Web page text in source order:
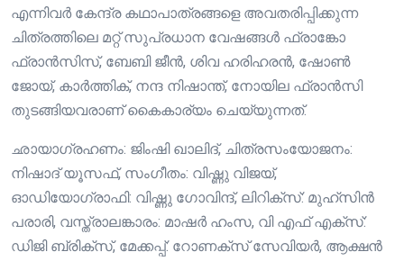
എന്നിവർ കേന്ദ്ര കഥാപാത്രങ്ങളെ അവതരിപ്പിക്കുന്ന
ചിത്രത്തിലെ മറ്റ് സുപ്രധാന വേഷങ്ങൾ ഫ്രാങ്കോ
ഫ്രാൻസിസ്, ബേബി ജീൻ, ശിവ ഹരിഹരൻ, ഷോൺ
ജോയ്, കാർത്തിക്, നന്ദ നിഷാന്ത്, നോയില ഫ്രാൻസി
തുടങ്ങിയവരാണ് കൈകാര്യം ചെയ്യുന്നത്.
ഛായാഗ്രഹണം: ജിംഷി ഖാലിദ്, ചിത്രസംയോജനം:
നിഷാദ് യൂസഫ്, സംഗീതം: വിഷ്ണു വിജയ്,
ഓഡിയോഗ്രാഫി: വിഷ്ണു ഗോവിന്ദ്, ലിറിക്‌സ്: മുഹ്സിൻ
പരാരി, വസ്ത്രാലങ്കാരം: മാഷർ ഹംസ, വി എഫ് എക്സ്:
ഡിജി ബ്രിക്സ്, മേക്കപ്പ്: റോണക്സ് സേവിയർ, ആക്ഷൻ